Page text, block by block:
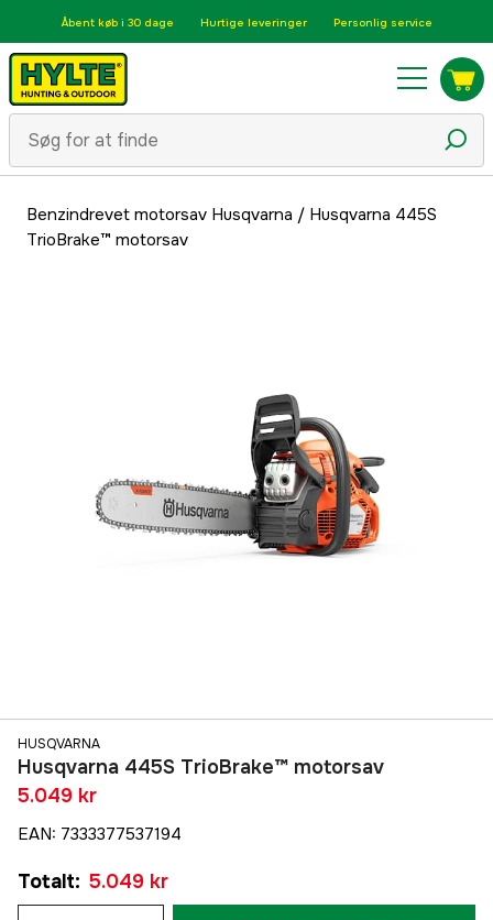
Åbent køb i 30 dage Hurtige leveringer Personlig service
Benzindrevet motorsav Husqvarna / Husqvarna 445S
TrioBrake™ motorsav
HUSQVARNA
Husqvarna 445S TrioBrake™ motorsav
5.049 kr
EAN: 7333377537194
Totalt: 5.049 kr